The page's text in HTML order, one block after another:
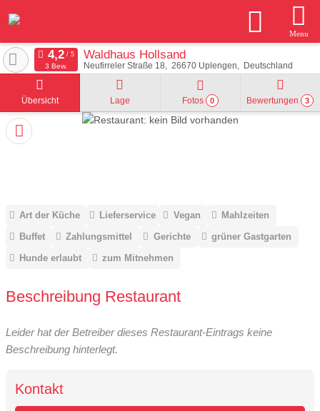
Menu
Waldhaus Hollsand
Neufirreler Straße 18 26670 Uplengen Deutschland
3 Bew.
Übersicht Lage Fotos 0 Bewertungen 3
Art der Küche Lieferservice Vegan
Mahlzeiten
Buffet
Zahlungsmittel Gerichte
grüner Gastgarten
Hunde erlaubt
zum Mitnehmen
Beschreibung Restaurant
Leider hat der Betreiber dieses Restaurant-Eintrags keine
Beschreibung hinterlegt.
Kontakt